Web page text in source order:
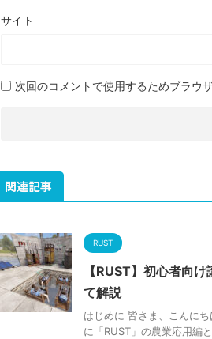
サイト
次回のコメントで使用するためブラウ
関連記事
RUST
【RUST】初心者向
て解説
はじめに 皆さま、こんに
に「RUST」の農業応用編